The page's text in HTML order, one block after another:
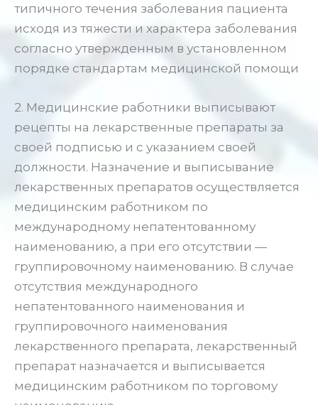
типичного течения заболевания пациента
исходя из тяжести и характера заболевания
согласно утвержденным в установленном
порядке стандартам медицинской помощи
2. Медицинские работники выписывают
рецепты на лекарственные препараты за
своей подписью и с указанием своей
должности. Назначение и выписывание
лекарственных препаратов осуществляется
медицинским работником по
международному непатентованному
наименованию, а при его отсутствии —
группировочному наименованию. В случае
отсутствия международного
непатентованного наименования и
группировочного наименования
лекарственного препарата, лекарственный
препарат назначается и выписывается
медицинским работником по торговому